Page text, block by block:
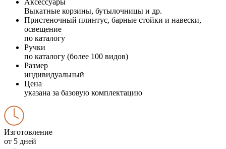
Выкатные корзины, бутылочницы и др.
Пристеночный плинтус, барные стойки и навески,
освещение
по каталогу
Ручки
по каталогу (более 100 видов)
Размер
индивидуальный
Цена
указана за базовую комплектацию
Изготовление
от 5 дней